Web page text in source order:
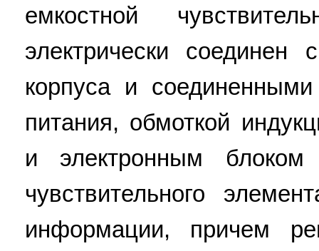
емкостной
электрически соединен
корпуса и
питания, обмоткой
и электронным
чувствительного
информации, причем